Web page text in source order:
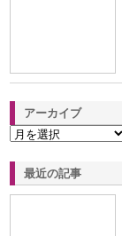
アーカイブ
最近の記事